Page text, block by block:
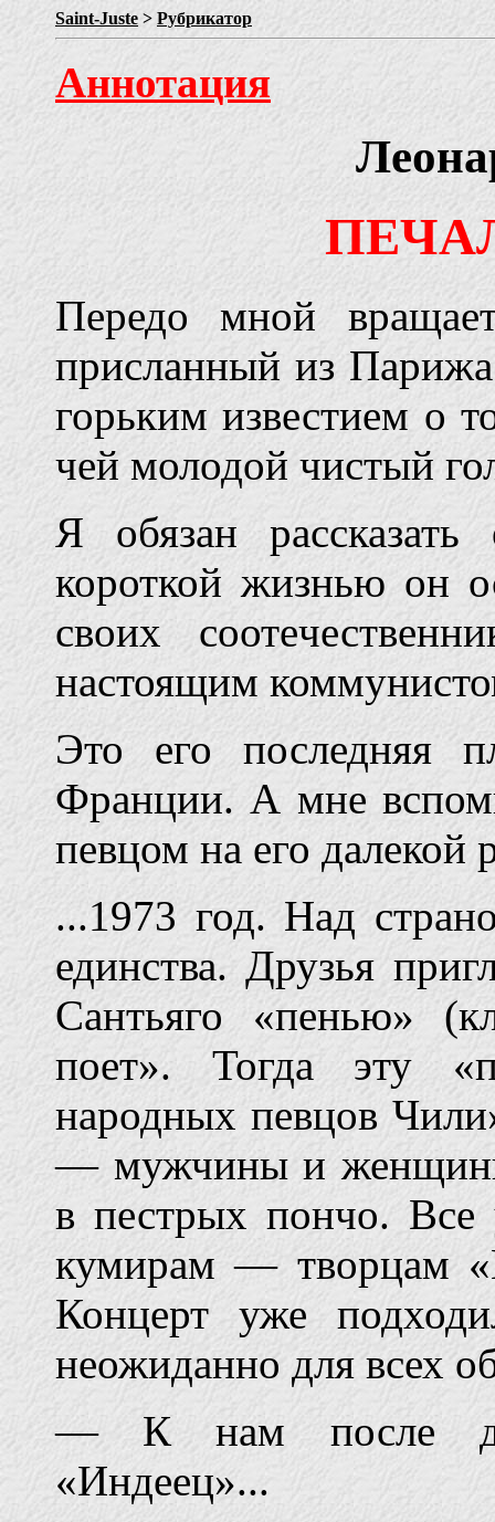
Saint-Juste > Рубрикатор
Аннотация
Передо мной
присланный из
горьким известием о
чей молодой чистый
Я обязан
короткой жизнью он
своих
настоящим
Это его последняя
Франции. А мне
певцом на его
...1973 год. Над
единства. Друзья
Сантьяго «пенью»
поет». Тогда эту
народных певцов
— мужчины и
в пестрых пончо. Все
кумирам — творцам
Концерт уже
неожиданно для всех
— К нам после
«Индеец»...